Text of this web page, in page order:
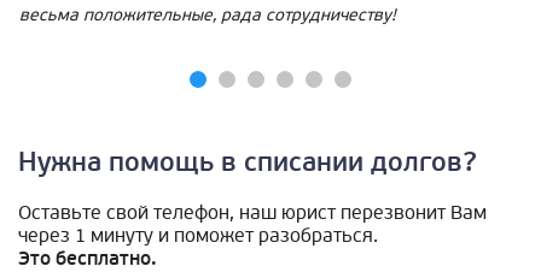
весьма положительные, рада сотрудничеству!
Нужна помощь в списании долгов?
Оставьте свой телефон, наш юрист перезвонит Вам
через 1 минуту и поможет разобраться.
Это бесплатно.